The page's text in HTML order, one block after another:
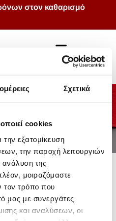
Σχετικά
cookies
εξατομίκευση
την παροχή λειτουργιών
ανάλυση της
μοιραζόμαστε
τον τρόπο που
μας με συνεργάτες
και αναλύσεων, οι
στον καθαρισμό
ΤΙΣ